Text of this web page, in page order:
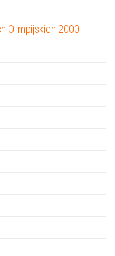
Olimpijskich 2000